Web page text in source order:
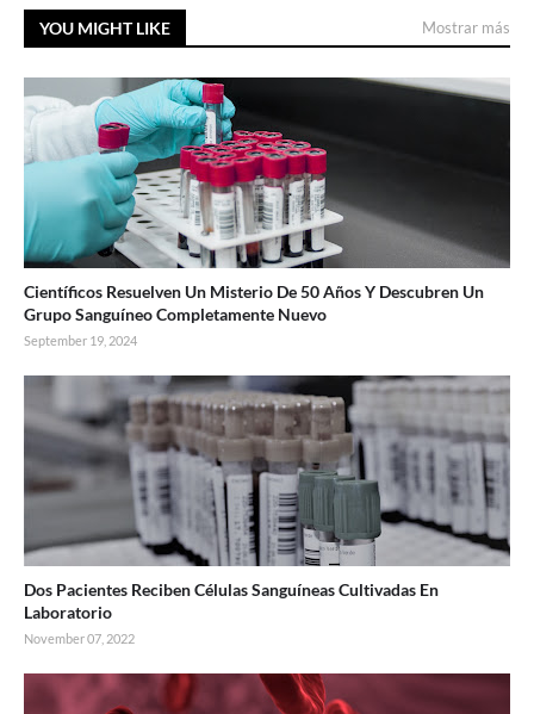
YOU MIGHT LIKE Mostrar más
Científicos Resuelven Un Misterio De 50 Años Y Descubren Un
Grupo Sanguíneo Completamente Nuevo
September 19, 2024
Dos Pacientes Reciben Células Sanguíneas Cultivadas En
Laboratorio
November 07, 2022